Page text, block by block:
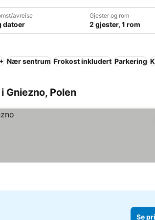
avreise
datoer
Gjester og rom
2 gjester, 1 rom
Nær sentrum Frokost inkludert Parkering
Gniezno, Polen
Se